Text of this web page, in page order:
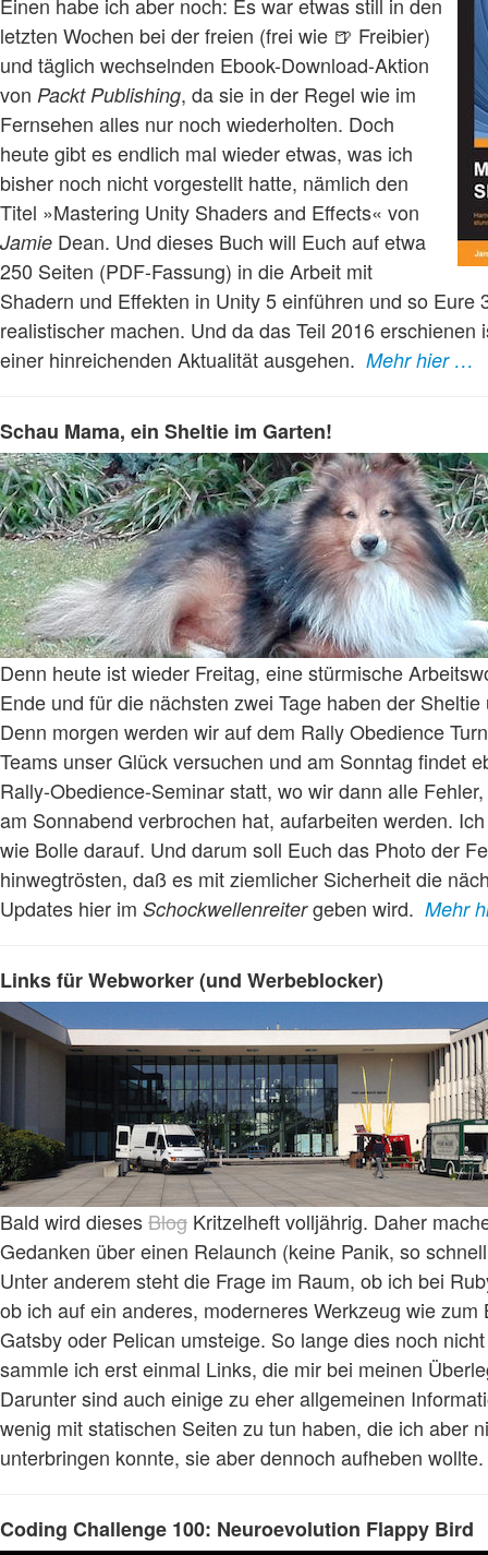
letzten Wochen bei der freien (frei wie 🍺 Freibier)
und täglich wechselnden Ebook-Download-Aktion
von Packt Publishing, da sie in der Regel wie im
Fernsehen alles nur noch wiederholten. Doch
heute gibt es endlich mal wieder etwas, was ich
bisher noch nicht vorgestellt hatte, nämlich den
Titel »Mastering Unity Shaders and Effects« von
Jamie Dean. Und dieses Buch will Euch auf etwa
250 Seiten (PDF-Fassung) in die Arbeit mit
Shadern und Effekten in Unity 5 einführen und so Eure
realistischer machen. Und da das Teil 2016 erschienen
einer hinreichenden Aktualität ausgehen. Mehr hier …
Schau Mama, ein Sheltie im Garten!
Denn heute ist wieder Freitag, eine stürmische
Ende und für die nächsten zwei Tage haben der
Denn morgen werden wir auf dem Rally Obedience
Teams unser Glück versuchen und am Sonntag findet
Rally-Obedience-Seminar statt, wo wir dann alle
am Sonnabend verbrochen hat, aufarbeiten werden.
wie Bolle darauf. Und darum soll Euch das Photo der
hinwegtrösten, daß es mit ziemlicher Sicherheit die
Updates hier im Schockwellenreitergeben wird. Mehr
Links für Webworker (und Werbeblocker)
Bald wird diesesBlog Kritzelheft volljährig. Daher
Gedanken über einen Relaunch (keine Panik, so
Unter anderem steht die Frage im Raum, ob ich bei
ob ich auf ein anderes, moderneres Werkzeug wie zum
Gatsby oder Pelican umsteige. So lange dies noch
sammle ich erst einmal Links, die mir bei meinen
Darunter sind auch einige zu eher allgemeinen
wenig mit statischen Seiten zu tun haben, die ich aber
unterbringen konnte, sie aber dennoch aufheben
Coding Challenge 100: Neuroevolution Flappy Bird